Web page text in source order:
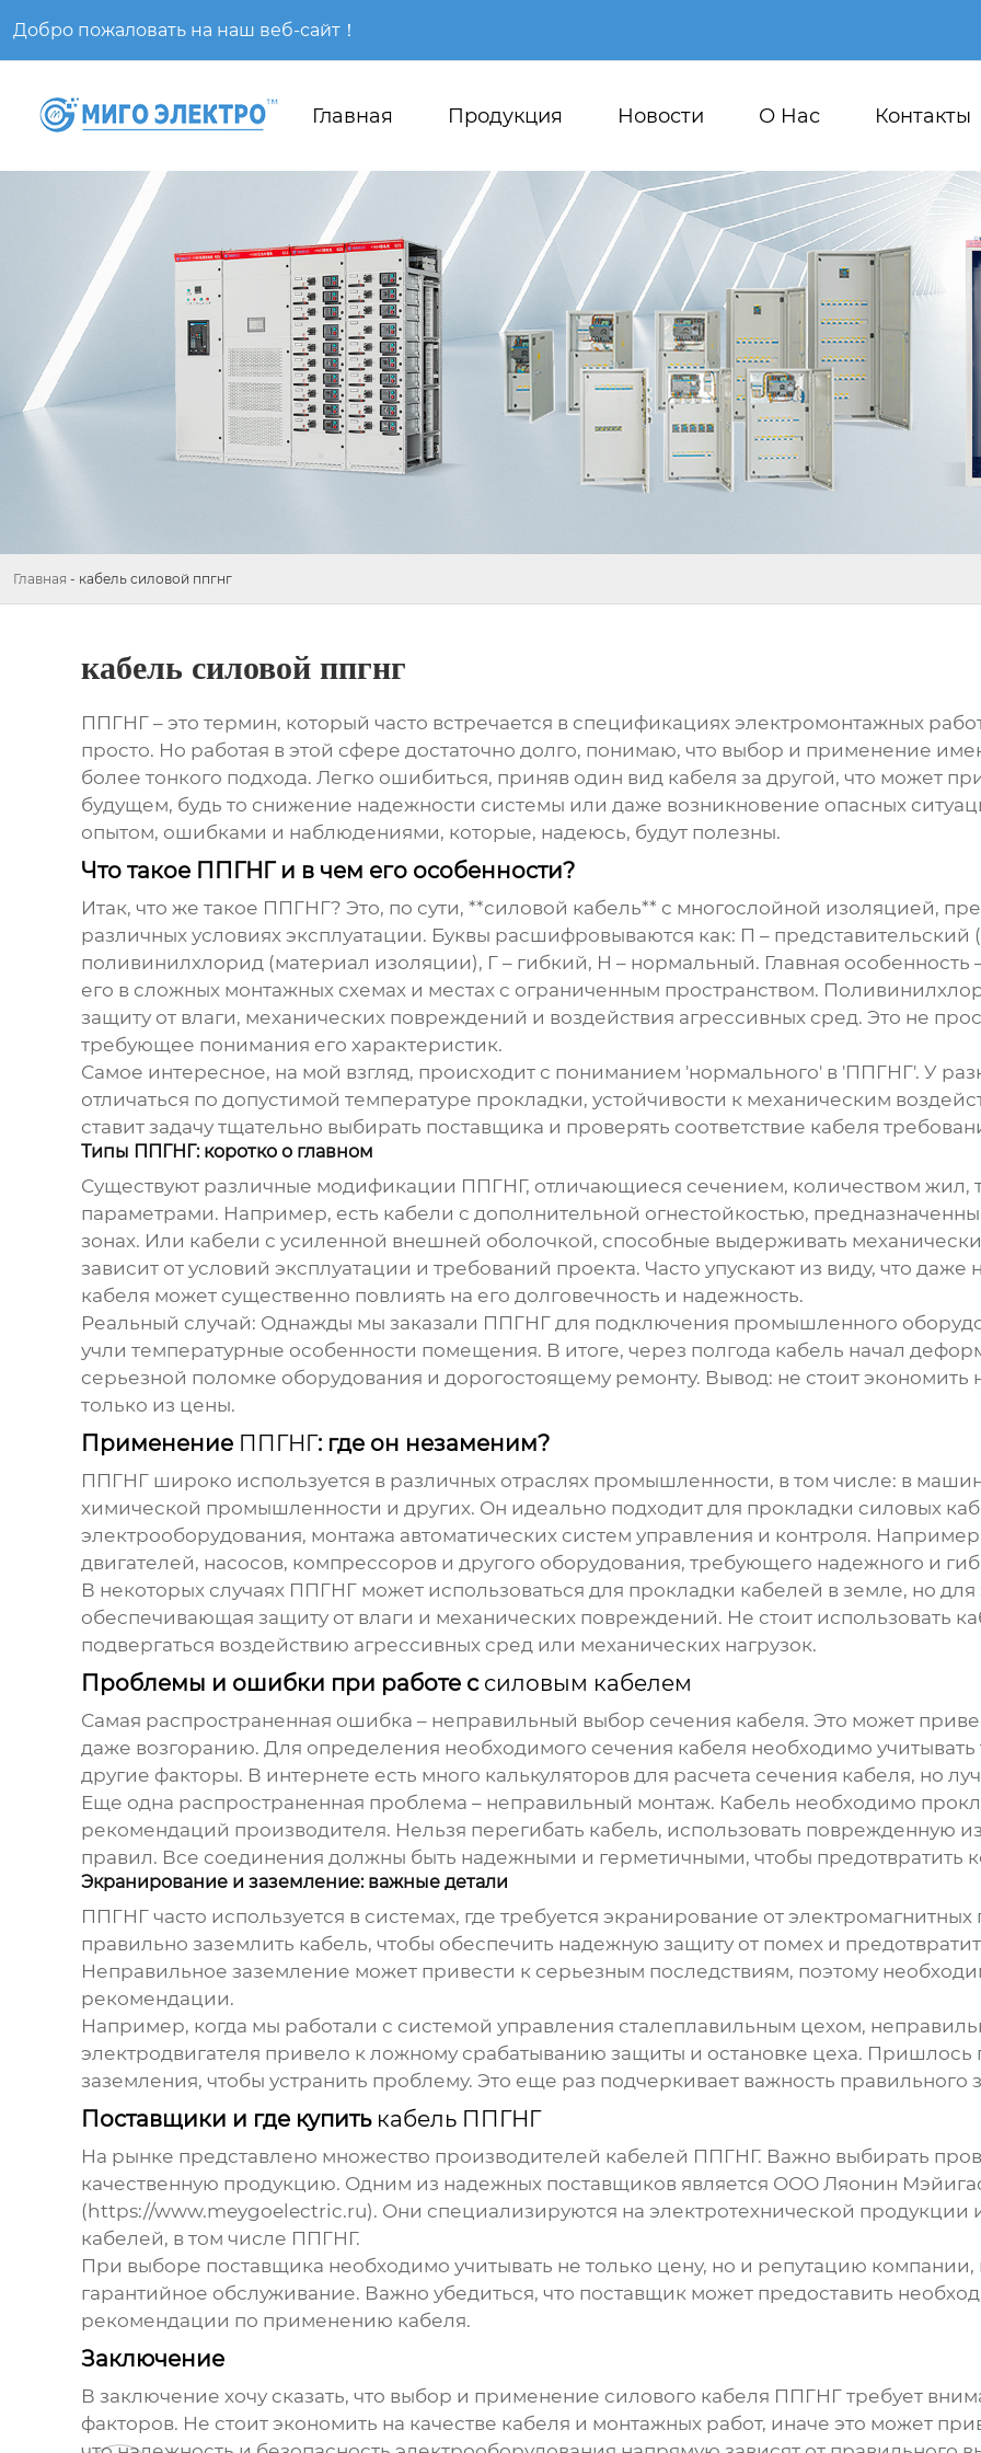
Добро пожаловать на наш веб-сайт！
Главная Продукция Новости О Hас Контакты
Главная - кабель силовой ппгнг
кабель силовой ппгнг
ППГНГ– это термин, который часто встречается в спецификациях электромонтажных
просто. Но работая в этой сфере достаточно долго, понимаю, что выбор и применение
более тонкого подхода. Легко ошибиться, приняв один вид кабеля за другой, что может
будущем, будь то снижение надежности системы или даже возникновение опасных
опытом, ошибками и наблюдениями, которые, надеюсь, будут полезны.
Что такое ППГНГ и в чем его особенности?
Итак, что же такое ППГНГ? Это, по сути, **силовой кабель** с многослойной изоляцией,
различных условиях эксплуатации. Буквы расшифровываются как: П –
поливинилхлорид (материал изоляции), Г – гибкий, Н – нормальный. Главная особенность
его в сложных монтажных схемах и местах с ограниченным пространством.
защиту от влаги, механических повреждений и воздействия агрессивных сред. Это не
требующее понимания его характеристик.
Самое интересное, на мой взгляд, происходит с пониманием 'нормального' в 'ППГНГ'. У
отличаться по допустимой температуре прокладки, устойчивости к механическим
ставит задачу тщательно выбирать поставщика и проверять соответствие кабеля
Типы ППГНГ: коротко о главном
Существуют различные модификации ППГНГ, отличающиеся сечением, количеством
параметрами. Например, есть кабели с дополнительной огнестойкостью,
зонах. Или кабели с усиленной внешней оболочкой, способные выдерживать
зависит от условий эксплуатации и требований проекта. Часто упускают из виду, что
кабеля может существенно повлиять на его долговечность и надежность.
Реальный случай: Однажды мы заказали ППГНГдля подключения промышленного
учли температурные особенности помещения. В итоге, через полгода кабель начал
серьезной поломке оборудования и дорогостоящему ремонту. Вывод: не стоит экономить
только из цены.
Применение ППГНГ: где он незаменим?
ППГНГшироко используется в различных отраслях промышленности, в том числе: в
химической промышленности и других. Он идеально подходит для прокладки силовых
электрооборудования, монтажа автоматических систем управления и контроля.
двигателей, насосов, компрессоров и другого оборудования, требующего надежного и
В некоторых случаях ППГНГможет использоваться для прокладки кабелей в земле, но для
обеспечивающая защиту от влаги и механических повреждений. Не стоит использовать
подвергаться воздействию агрессивных сред или механических нагрузок.
Проблемы и ошибки при работе с силовым кабелем
Самая распространенная ошибка – неправильный выбор сечения кабеля. Это может
даже возгоранию. Для определения необходимого сечения кабеля необходимо
другие факторы. В интернете есть много калькуляторов для расчета сечения кабеля, но
Еще одна распространенная проблема – неправильный монтаж. Кабель необходимо
рекомендаций производителя. Нельзя перегибать кабель, использовать поврежденную
правил. Все соединения должны быть надежными и герметичными, чтобы предотвратить
Экранирование и заземление: важные детали
ППГНГчасто используется в системах, где требуется экранирование от
правильно заземлить кабель, чтобы обеспечить надежную защиту от помех и
Неправильное заземление может привести к серьезным последствиям, поэтому
рекомендации.
Например, когда мы работали с системой управления сталеплавильным цехом,
электродвигателя привело к ложному срабатыванию защиты и остановке цеха. Пришлось
заземления, чтобы устранить проблему. Это еще раз подчеркивает важность правильного
Поставщики и где купить кабель ППГНГ
На рынке представлено множество производителей кабелей ППГНГ. Важно выбирать
качественную продукцию. Одним из надежных поставщиков является ООО Ляонин
(https://www.meygoelectric.ru). Они специализируются на электротехнической
кабелей, в том числе ППГНГ.
При выборе поставщика необходимо учитывать не только цену, но и репутацию компании,
гарантийное обслуживание. Важно убедиться, что поставщик может предоставить
рекомендации по применению кабеля.
Заключение
В заключение хочу сказать, что выбор и применение силового кабеля ППГНГтребует
факторов. Не стоит экономить на качестве кабеля и монтажных работ, иначе это может